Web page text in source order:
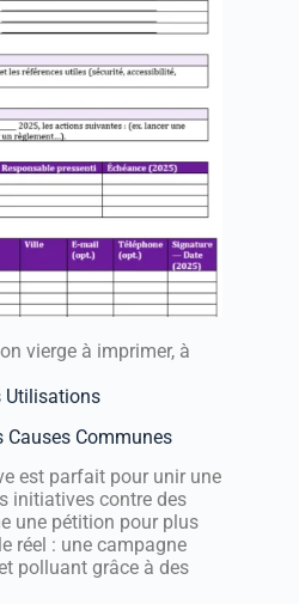
vierge à imprimer, à
Utilisations
Causes Communes
est parfait pour unir une
initiatives contre des
une pétition pour plus
réel : une campagne
polluant grâce à des